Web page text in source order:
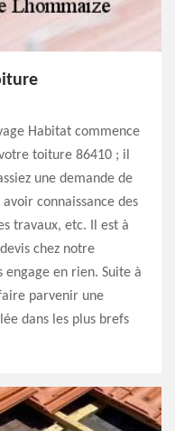
Habitat commence
toiture 86410 ; il
une demande de
connaissance des
travaux, etc. Il est à
chez notre
en rien. Suite à
parvenir une
dans les plus brefs